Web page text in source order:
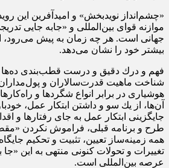
«چشم‌انداز نویدبخش» و امیدآفرین این
موازنه قوای بین‌المللی و «جابه جایی
جهانی است. هر چه زمان به پیش می‌رود،
بیشتر خود را نشان می‌دهد.
فهم و درك دقیق و درست قطب‌بندی ده‌ها
شناخت ماهیت قدرت‌سالاران و
هوشیاری در برابر انواع شگردها و
آن‌ها، از یك سو و داشتن ابتكار عمل،
جایگزینی ابتكار عمل به جای رفتارها و
طرح و برنامه قبلی، فراموش نكردن
همه زمینه‌ساز تعیین، تثبیت و تحكیم
تغییرات و تحولات كنونی منتهی به این
عرصه بین‌المللی است.